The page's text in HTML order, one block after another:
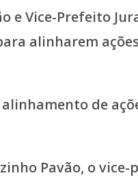
de
Pavão, o